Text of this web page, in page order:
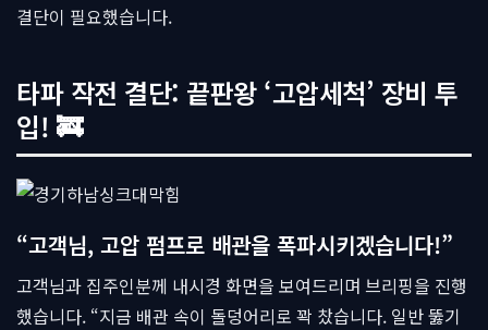
결단이 필요했습니다.
타파 작전 결단: 끝판왕 ‘고압세척’ 장비 투
입! 🚒
“고객님, 고압 펌프로 배관을 폭파시키겠습니다!”
고객님과 집주인분께 내시경 화면을 보여드리며 브리핑을 진행
했습니다. “지금 배관 속이 돌덩어리로 꽉 찼습니다. 일반 뚫기